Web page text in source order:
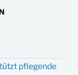
pflegende